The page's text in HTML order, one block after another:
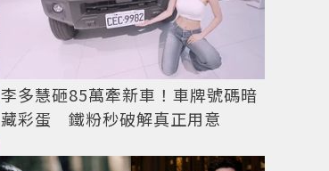
李多慧砸85萬牽新車！車牌號碼暗
藏彩蛋 鐵粉秒破解真正用意